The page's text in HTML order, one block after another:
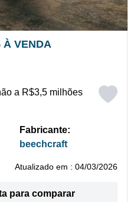
À VENDA
a R$3,5 milhões
Fabricante:
beechcraft
Atualizado em : 04/03/2026
para comparar